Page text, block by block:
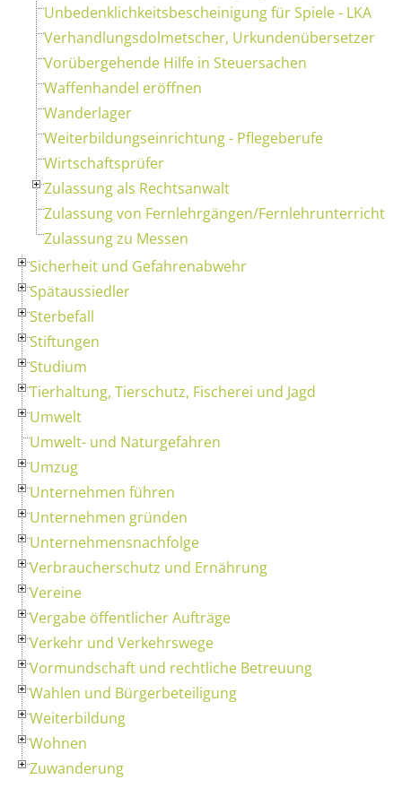
Unbedenklichkeitsbescheinigung für Spiele - LKA
Verhandlungsdolmetscher, Urkundenübersetzer
Vorübergehende Hilfe in Steuersachen
Waffenhandel eröffnen
Wanderlager
Weiterbildungseinrichtung - Pflegeberufe
Wirtschaftsprüfer
Zulassung als Rechtsanwalt
Zulassung von Fernlehrgängen/Fernlehrunterricht
Zulassung zu Messen
Sicherheit und Gefahrenabwehr
Spätaussiedler
Sterbefall
Stiftungen
Studium
Tierhaltung, Tierschutz, Fischerei und Jagd
Umwelt
Umwelt- und Naturgefahren
Umzug
Unternehmen führen
Unternehmen gründen
Unternehmensnachfolge
Verbraucherschutz und Ernährung
Vereine
Vergabe öffentlicher Aufträge
Verkehr und Verkehrswege
Vormundschaft und rechtliche Betreuung
Wahlen und Bürgerbeteiligung
Weiterbildung
Wohnen
Zuwanderung